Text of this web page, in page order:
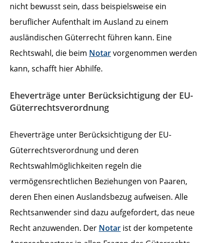
nicht bewusst sein, dass beispielsweise ein
beruflicher Aufenthalt im Ausland zu einem
ausländischen Güterrecht führen kann. Eine
Rechtswahl, die beim Notarvorgenommen werden
kann, schafft hier Abhilfe.
Eheverträge unter Berücksichtigung der EU-
Güterrechtsverordnung
Eheverträge unter Berücksichtigung der EU-
Güterrechtsverordnung und deren
Rechtswahlmöglichkeiten regeln die
vermögensrechtlichen Beziehungen von Paaren,
deren Ehen einen Auslandsbezug aufweisen. Alle
Rechtsanwender sind dazu aufgefordert, das neue
Recht anzuwenden. Der Notar ist der kompetente